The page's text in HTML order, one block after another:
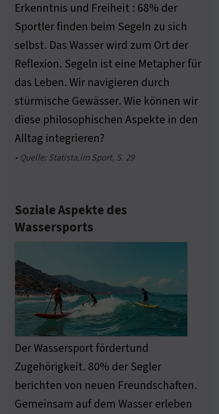
Erkenntnis und Freiheit : 68% der
Sportler finden beim Segeln zu sich
selbst. Das Wasser wird zum Ort der
Reflexion. Segeln ist eine Metapher für
das Leben. Wir navigieren durch
stürmische Gewässer. Wie können wir
diese philosophischen Aspekte in den
Alltag integrieren?
• Quelle: Statista,im Sport, S. 29
Soziale Aspekte des
Wassersports
Der Wassersport fördertund
Zugehörigkeit. 80% der Segler
berichten von neuen Freundschaften.
Gemeinsam auf dem Wasser erleben